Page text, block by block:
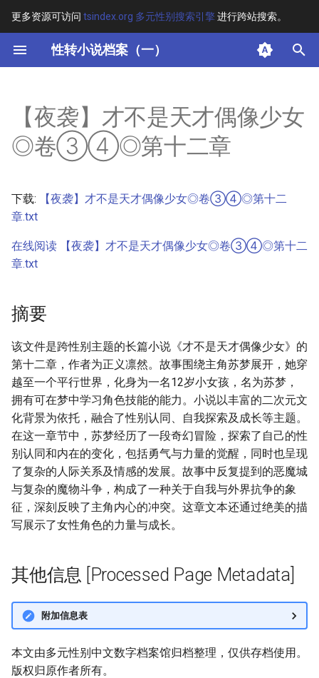
更多资源可访问 tsindex.org 多元性别搜索引擎进行跨站搜索。
性转小说档案（一）
键
始
索
其他信息 [Processed Page
Metadata]
【夜袭】才不是天才偶像少女
◎卷③④◎第十二章
下载:
【夜袭】才不是天才偶像少女◎卷③④◎第十二
章.txt
在线阅读 【夜袭】才不是天才偶像少女◎卷③④◎第十二
章.txt
摘要
该文件是跨性别主题的长篇小说《才不是天才偶像少女》的
第十二章，作者为正义凛然。故事围绕主角苏梦展开，她穿
越至一个平行世界，化身为一名12岁小女孩，名为苏梦，
拥有可在梦中学习角色技能的能力。小说以丰富的二次元文
化背景为依托，融合了性别认同、自我探索及成长等主题。
在这一章节中，苏梦经历了一段奇幻冒险，探索了自己的性
别认同和内在的变化，包括勇气与力量的觉醒，同时也呈现
了复杂的人际关系及情感的发展。故事中反复提到的恶魔城
与复杂的魔物斗争，构成了一种关于自我与外界抗争的象
征，深刻反映了主角内心的冲突。这章文本还通过绝美的描
写展示了女性角色的力量与成长。
其他信息 [Processed Page Metadata]
附加信息表
本文由多元性别中文数字档案馆归档整理，仅供存档使用。
版权归原作者所有。